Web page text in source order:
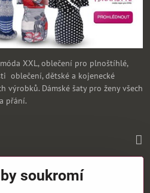
XXL, oblečení pro plnoštíhlé,
oblečení, dětské a kojenecké
výrobků. Dámské šaty pro ženy všech
přání.
soukromí